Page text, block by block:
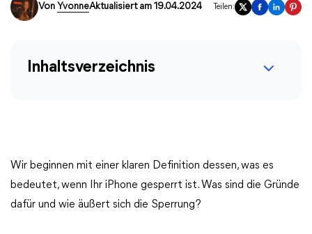
Von YvonneAktualisiert am 19.04.2024 Teilen:
Inhaltsverzeichnis
Wir beginnen mit einer klaren Definition dessen, was es
bedeutet, wenn Ihr iPhone gesperrt ist. Was sind die Gründe
dafür und wie äußert sich die Sperrung?